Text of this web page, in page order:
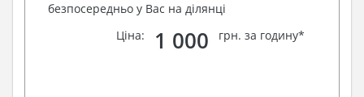
безпосередньо у Вас на ділянці
Ціна:
1 000 грн. за годину*